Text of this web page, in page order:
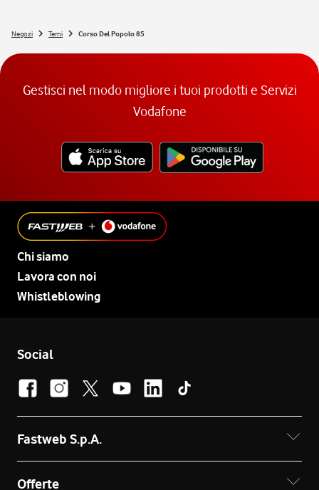
Negozi Terni Corso Del Popolo 85
Gestisci nel modo migliore i tuoi prodotti e Servizi
Vodafone
Chi siamo
Lavora con noi
Whistleblowing
Social
Fastweb S.p.A.
Offerte